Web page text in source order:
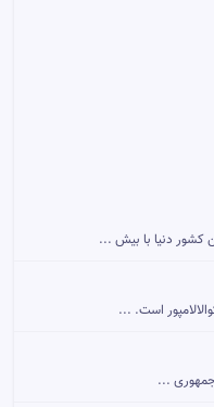
دنیا با بیش ...
است. ...